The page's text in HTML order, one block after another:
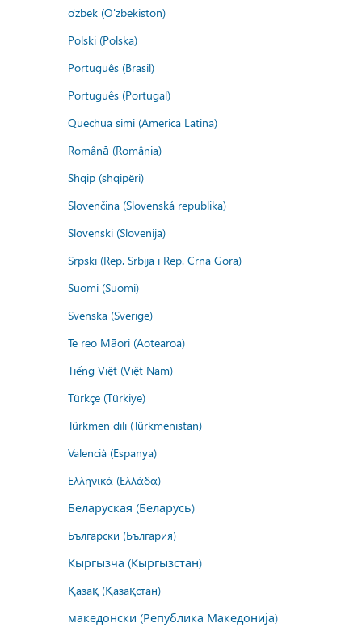
o'zbek (O'zbekiston)
Polski (Polska)
Português (Brasil)
Português (Portugal)
Quechua simi (America Latina)
Română (România)
Shqip (shqipëri)
Slovenčina (Slovenská republika)
Slovenski (Slovenija)
Srpski (Rep. Srbija i Rep. Crna Gora)
Suomi (Suomi)
Svenska (Sverige)
Te reo Māori (Aotearoa)
Tiếng Việt (Việt Nam)
Türkçe (Türkiye)
Türkmen dili (Türkmenistan)
Valencià (Espanya)
Ελληνικά (Ελλάδα)
Беларуская (Беларусь)
Български (България)
Кыргызча (Кыргызстан)
Қазақ (Қазақстан)
македонски (Република Македонија)